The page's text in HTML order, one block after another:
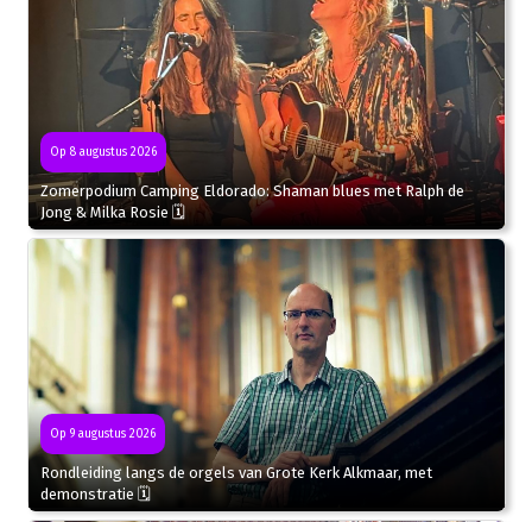
Op 8 augustus 2026
Zomerpodium Camping Eldorado: Shaman blues met Ralph de
Jong & Milka Rosie 🗓
Op 9 augustus 2026
Rondleiding langs de orgels van Grote Kerk Alkmaar, met
demonstratie 🗓